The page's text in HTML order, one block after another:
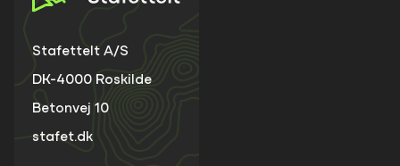
Stafettelt A/S
DK-4000 Roskilde
Betonvej 10
stafet.dk